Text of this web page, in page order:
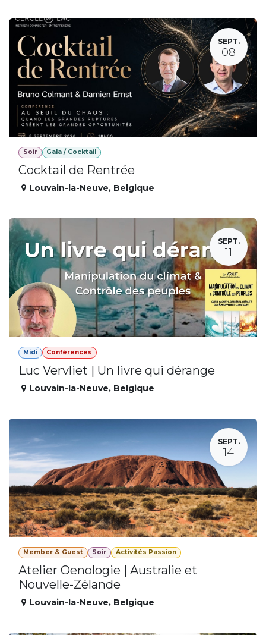
SEPT.
08
Soir Gala / Cocktail
Cocktail de Rentrée
Louvain-la-Neuve, Belgique
SEPT.
11
Midi Conférences
Luc Vervliet | Un livre qui dérange
Louvain-la-Neuve, Belgique
SEPT.
14
Member & Guest Soir Activités Passion
Atelier Oenologie | Australie et
Nouvelle-Zélande
Louvain-la-Neuve, Belgique